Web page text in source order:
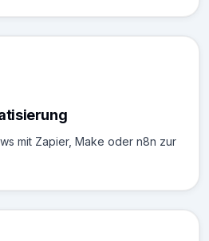
mit Zapier, Make oder n8n zur